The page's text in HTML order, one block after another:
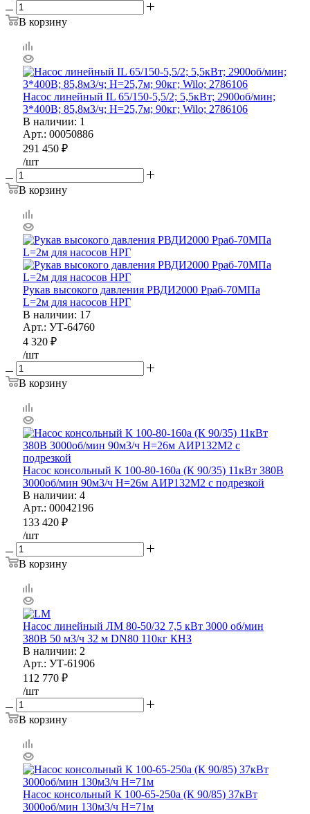
В корзину
Насос линейный IL 65/150-5,5/2; 5,5кВт; 2900об/мин;
3*400В; 85,8м3/ч; Н=25,7м; 90кг; Wilo; 2786106
В наличии: 1
Арт.: 00050886
291 450 ₽
/шт
В корзину
Рукав высокого давления РВДИ2000 Рраб-70МПа
L=2м для насосов НРГ
В наличии: 17
Арт.: УТ-64760
4 320 ₽
/шт
В корзину
Насос консольный К 100-80-160а (К 90/35) 11кВт 380В
3000об/мин 90м3/ч H=26м АИР132М2 с подрезкой
В наличии: 4
Арт.: 00042196
133 420 ₽
/шт
В корзину
Насос линейный ЛМ 80-50/32 7,5 кВт 3000 об/мин
380В 50 м3/ч 32 м DN80 110кг КНЗ
В наличии: 2
Арт.: УТ-61906
112 770 ₽
/шт
В корзину
Насос консольный К 100-65-250а (К 90/85) 37кВт
3000об/мин 130м3/ч H=71м